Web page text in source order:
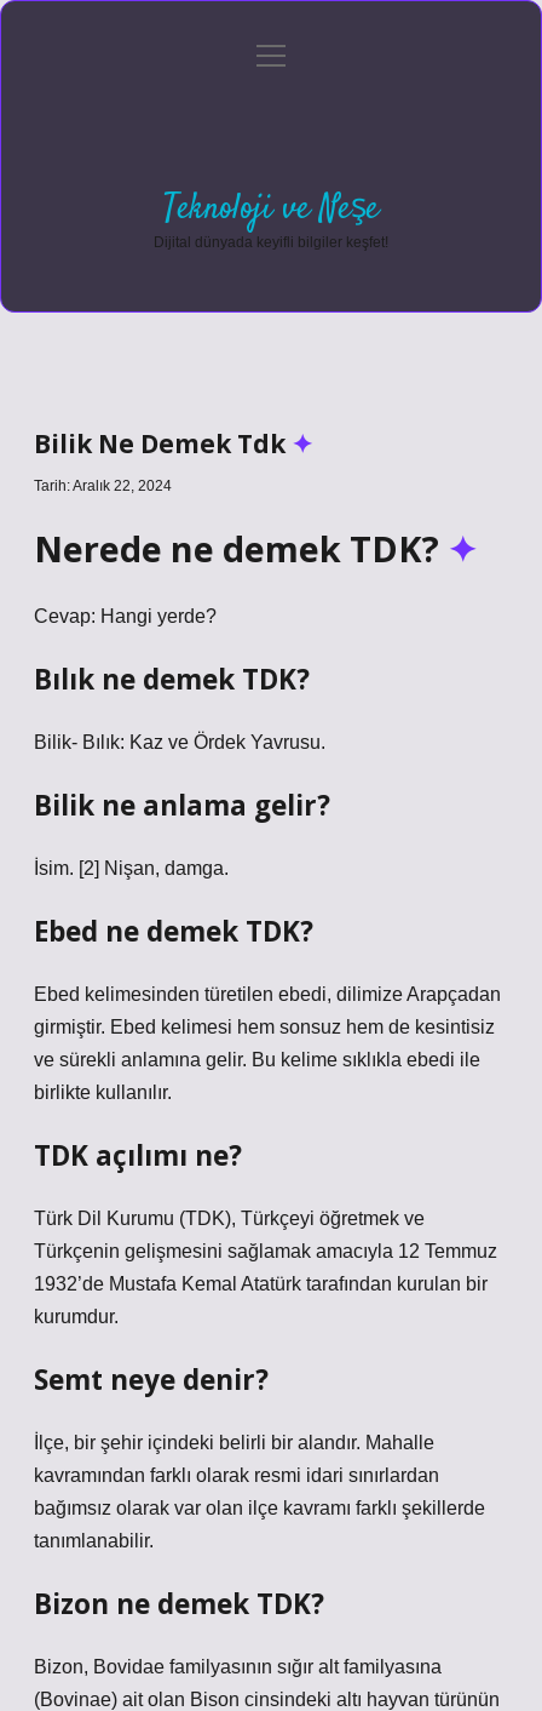
Gizlilik Politikası
menüyü
Teknoloji ve Neşe
Dijital dünyada keyifli bilgiler keşfet!
Bilik Ne Demek Tdk
Tarih: Aralık 22, 2024
Nerede ne demek TDK?
Cevap: Hangi yerde?
Bılık ne demek TDK?
Bilik- Bılık: Kaz ve Ördek Yavrusu.
Bilik ne anlama gelir?
İsim. [2] Nişan, damga.
Ebed ne demek TDK?
Ebed kelimesinden türetilen ebedi, dilimize Arapçadan
girmiştir. Ebed kelimesi hem sonsuz hem de kesintisiz
ve sürekli anlamına gelir. Bu kelime sıklıkla ebedi ile
birlikte kullanılır.
TDK açılımı ne?
Türk Dil Kurumu (TDK), Türkçeyi öğretmek ve
Türkçenin gelişmesini sağlamak amacıyla 12 Temmuz
1932’de Mustafa Kemal Atatürk tarafından kurulan bir
kurumdur.
Semt neye denir?
İlçe, bir şehir içindeki belirli bir alandır. Mahalle
kavramından farklı olarak resmi idari sınırlardan
bağımsız olarak var olan ilçe kavramı farklı şekillerde
tanımlanabilir.
Bizon ne demek TDK?
Bizon, Bovidae familyasının sığır alt familyasına
(Bovinae) ait olan Bison cinsindeki altı hayvan türünün